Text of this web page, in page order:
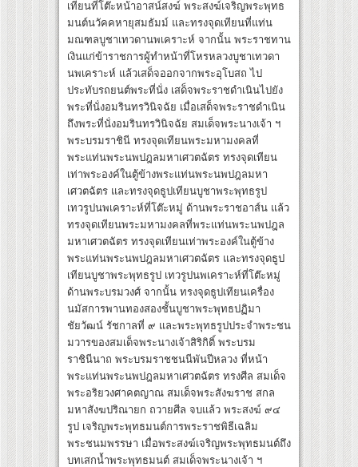
เทียนที่โต๊ะหน้าอาสน์สงฆ์ พระสงฆ์เจริญพระพุทธ
มนต์นวัคคหายุสมธัมม์ และทรงจุดเทียนที่แท่น
มณฑลบูชาเทวดานพเคราะห์ จากนั้น พระราชทาน
เงินแก่ข้าราชการผู้ทำหน้าที่โหรหลวงบูชาเทวดา
นพเคราะห์ แล้วเสด็จออกจากพระอุโบสถ ไป
ประทับรถยนต์พระที่นั่ง เสด็จพระราชดำเนินไปยัง
พระที่นั่งอมรินทรวินิจฉัย เมื่อเสด็จพระราชดำเนิน
ถึงพระที่นั่งอมรินทรวินิจฉัย สมเด็จพระนางเจ้า ฯ
พระบรมราชินี ทรงจุดเทียนพระมหามงคลที่
พระแท่นพระนพปฎลมหาเศวตฉัตร ทรงจุดเทียน
เท่าพระองค์ในตู้ข้างพระแท่นพระนพปฎลมหา
เศวตฉัตร และทรงจุดธูปเทียนบูชาพระพุทธรูป
เทวรูปนพเคราะห์ที่โต๊ะหมู่ ด้านพระราชอาส์น แล้ว
ทรงจุดเทียนพระมหามงคลที่พระแท่นพระนพปฎล
มหาเศวตฉัตร ทรงจุดเทียนเท่าพระองค์ในตู้ข้าง
พระแท่นพระนพปฎลมหาเศวตฉัตร และทรงจุดธูป
เทียนบูชาพระพุทธรูป เทวรูปนพเคราะห์ที่โต๊ะหมู่
ด้านพระบรมวงศ์ จากนั้น ทรงจุดธูปเทียนเครื่อง
นมัสการพานทองสองชั้นบูชาพระพุทธปฏิมา
ชัยวัฒน์ รัชกาลที่ ๙ และพระพุทธรูปประจำพระชน
มวารของสมเด็จพระนางเจ้าสิริกิติ์ พระบรม
ราชินีนาถ พระบรมราชชนนีพันปีหลวง ที่หน้า
พระแท่นพระนพปฎลมหาเศวตฉัตร ทรงศีล สมเด็จ
พระอริยวงศาคตญาณ สมเด็จพระสังฆราช สกล
มหาสังฆปริณายก ถวายศีล จบแล้ว พระสงฆ์ ๙๔
รูป เจริญพระพุทธมนต์การพระราชพิธีเฉลิม
พระชนมพรรษา เมื่อพระสงฆ์เจริญพระพุทธมนต์ถึง
บทเสกน้ำพระพุทธมนต์ สมเด็จพระนางเจ้า ฯ